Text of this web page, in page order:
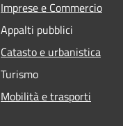
Imprese e Commercio
Appalti pubblici
Catasto e urbanistica
Turismo
Mobilità e trasporti